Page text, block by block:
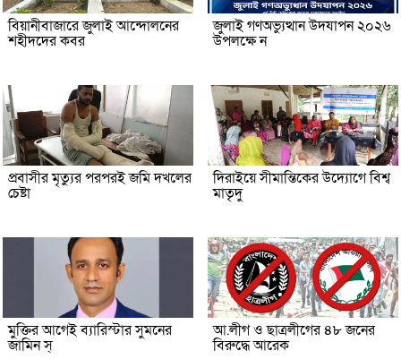
বিয়ানীবাজারে জুলাই আন্দোলনের
শহীদদের কবর
জুলাই গণঅভ্যুত্থান উদযাপন ২০২৬
উপলক্ষে ন
প্রবাসীর মৃত্যুর পরপরই জমি দখলের
চেষ্টা
দিরাইয়ে সীমান্তিকের উদ্যোগে বিশ্ব
মাতৃদু
মুক্তির আগেই ব্যারিস্টার সুমনের
জামিন স্
আ.লীগ ও ছাত্রলীগের ৪৮ জনের
বিরুদ্ধে আরেক